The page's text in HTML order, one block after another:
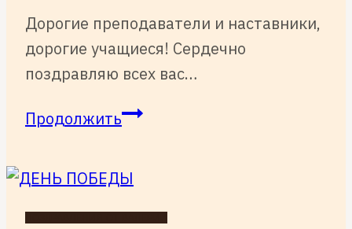
Радонежского
Дорогие преподаватели и наставники,
дорогие учащиеся! Сердечно
поздравляю всех вас…
ПродолжитьС